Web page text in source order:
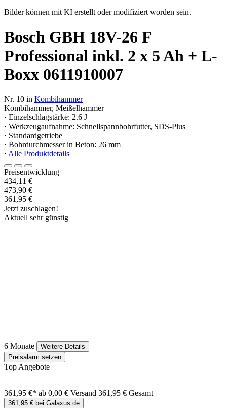
Bilder können mit KI erstellt oder modifiziert worden sein.
Bosch GBH 18V-26 F
Professional inkl. 2 x 5 Ah + L-
Boxx 0611910007
Nr. 10 in Kombihammer
Kombihammer, Meißelhammer
· Einzelschlagstärke: 2.6 J
· Werkzeugaufnahme: Schnellspannbohrfutter, SDS-Plus
· Standardgetriebe
· Bohrdurchmesser in Beton: 26 mm
· Alle Produktdetails
Preisentwicklung
434,11 €
473,90 €
361,95 €
Jetzt zuschlagen!
Aktuell sehr günstig
6 Monate
Weitere Details
Preisalarm setzen
Top Angebote
361,95 €* ab 0,00 € Versand 361,95 € Gesamt
361,95 € bei Galaxus.de